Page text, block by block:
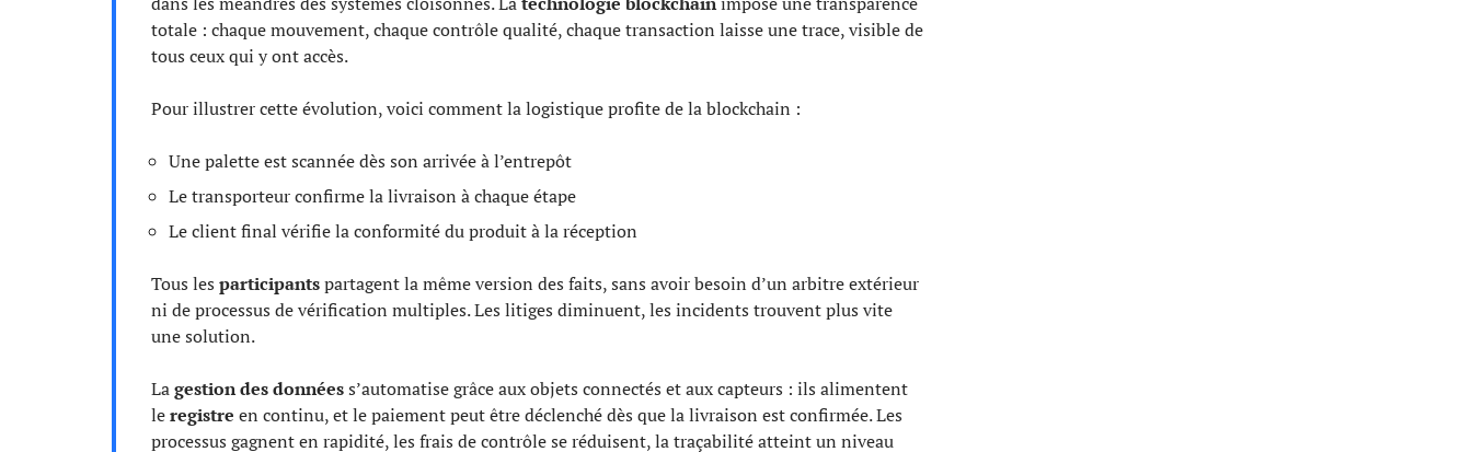
totale : chaque mouvement, chaque contrôle qualité, chaque transaction laisse une trace, visible de
tous ceux qui y ont accès.
Pour illustrer cette évolution, voici comment la logistique profite de la blockchain :
Une palette est scannée dès son arrivée à l’entrepôt
Le transporteur confirme la livraison à chaque étape
Le client final vérifie la conformité du produit à la réception
Tous les participantspartagent la même version des faits, sans avoir besoin d’un arbitre extérieur
ni de processus de vérification multiples. Les litiges diminuent, les incidents trouvent plus vite
une solution.
Lagestion des donnéess’automatise grâce aux objets connectés et aux capteurs : ils alimentent
leregistre en continu, et le paiement peut être déclenché dès que la livraison est confirmée. Les
processus gagnent en rapidité, les frais de contrôle se réduisent, la traçabilité atteint un niveau